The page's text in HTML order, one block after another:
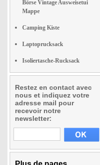
Börse Vintage Ausweisetui
Mappe
Camping Kiste
Laptoprucksack
Isoliertasche-Rucksack
Restez en contact avec
nous et indiquez votre
adresse mail pour
recevoir notre
newsletter: